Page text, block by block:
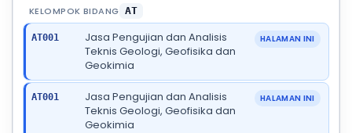
KELOMPOK BIDANG AT
AT001
Jasa Pengujian dan Analisis
Teknis Geologi, Geofisika dan
Geokimia
HALAMAN INI
AT001
Jasa Pengujian dan Analisis
Teknis Geologi, Geofisika dan
Geokimia
HALAMAN INI